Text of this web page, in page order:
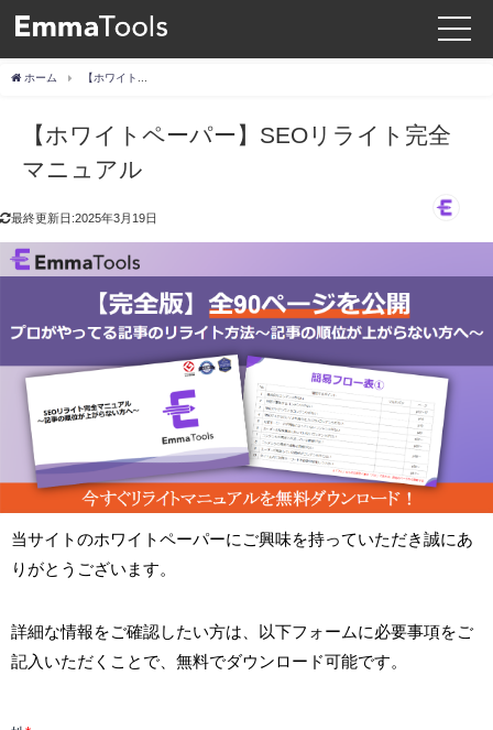
ホーム
【ホワイトペーパー】SEOリライト完全
マニュアル
最終更新日:2025年3月19日
当サイトのホワイトペーパーにご興味を持っていただき誠にあ
りがとうございます。
詳細な情報をご確認したい方は、以下フォームに必要事項をご
記入いただくことで、無料でダウンロード可能です。